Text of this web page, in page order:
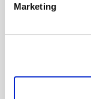
Marketing